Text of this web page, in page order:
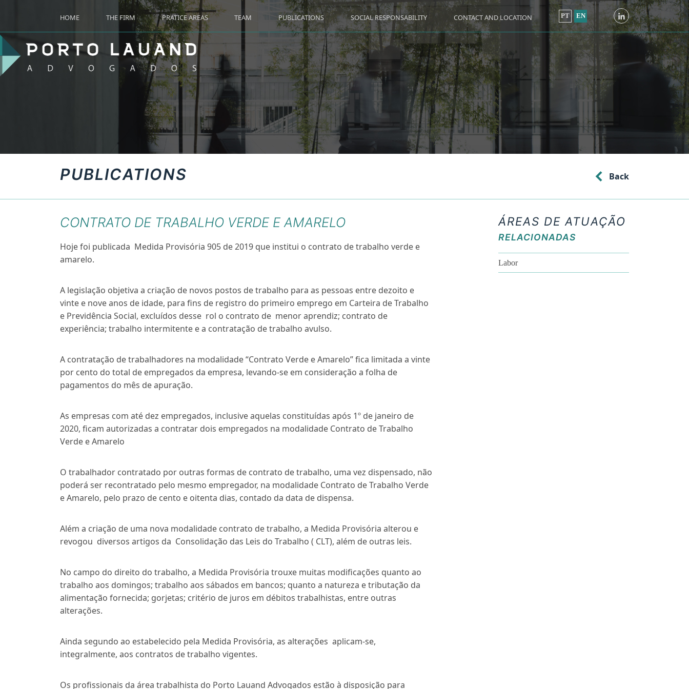
HOME THE FIRM PRATICE AREAS TEAM PUBLICATIONS SOCIAL RESPONSABILITY CONTACT AND LOCATION PT EN
PUBLICATIONS Back
CONTRATO DE TRABALHO VERDE E AMARELO
Hoje foi publicada Medida Provisória 905 de 2019 que institui o contrato de trabalho verde e
amarelo.
A legislação objetiva a criação de novos postos de trabalho para as pessoas entre dezoito e
vinte e nove anos de idade, para fins de registro do primeiro emprego em Carteira de Trabalho
e Previdência Social, excluídos desse rol o contrato de menor aprendiz; contrato de
experiência; trabalho intermitente e a contratação de trabalho avulso.
A contratação de trabalhadores na modalidade “Contrato Verde e Amarelo” fica limitada a vinte
por cento do total de empregados da empresa, levando-se em consideração a folha de
pagamentos do mês de apuração.
As empresas com até dez empregados, inclusive aquelas constituídas após 1º de janeiro de
2020, ficam autorizadas a contratar dois empregados na modalidade Contrato de Trabalho
Verde e Amarelo
O trabalhador contratado por outras formas de contrato de trabalho, uma vez dispensado, não
poderá ser recontratado pelo mesmo empregador, na modalidade Contrato de Trabalho Verde
e Amarelo, pelo prazo de cento e oitenta dias, contado da data de dispensa.
Além a criação de uma nova modalidade contrato de trabalho, a Medida Provisória alterou e
revogou diversos artigos da Consolidação das Leis do Trabalho ( CLT), além de outras leis.
No campo do direito do trabalho, a Medida Provisória trouxe muitas modificações quanto ao
trabalho aos domingos; trabalho aos sábados em bancos; quanto a natureza e tributação da
alimentação fornecida; gorjetas; critério de juros em débitos trabalhistas, entre outras
alterações.
Ainda segundo ao estabelecido pela Medida Provisória, as alterações aplicam-se,
integralmente, aos contratos de trabalho vigentes.
Os profissionais da área trabalhista do Porto Lauand Advogados estão à disposição para
ÁREAS DE ATUAÇÃO
RELACIONADAS
Labor